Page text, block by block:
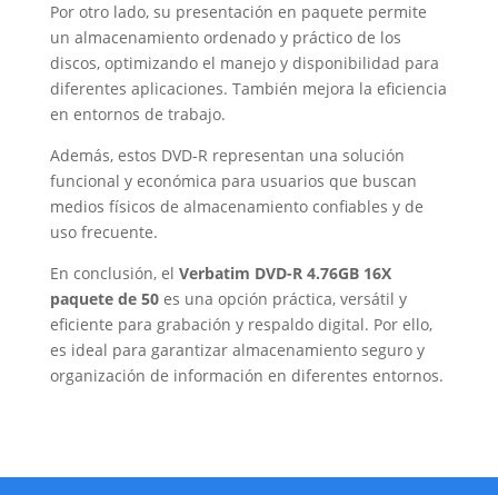
Por otro lado, su presentación en paquete permite
un almacenamiento ordenado y práctico de los
discos, optimizando el manejo y disponibilidad para
diferentes aplicaciones. También mejora la eficiencia
en entornos de trabajo.
Además, estos DVD-R representan una solución
funcional y económica para usuarios que buscan
medios físicos de almacenamiento confiables y de
uso frecuente.
En conclusión, el Verbatim DVD-R 4.76GB 16X
paquete de 50es una opción práctica, versátil y
eficiente para grabación y respaldo digital. Por ello,
es ideal para garantizar almacenamiento seguro y
organización de información en diferentes entornos.